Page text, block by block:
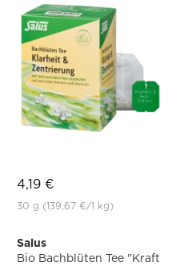
4,19 €
30 g (139,67 €/1 kg)
Salus
Bio Bachblüten Tee "Kraft